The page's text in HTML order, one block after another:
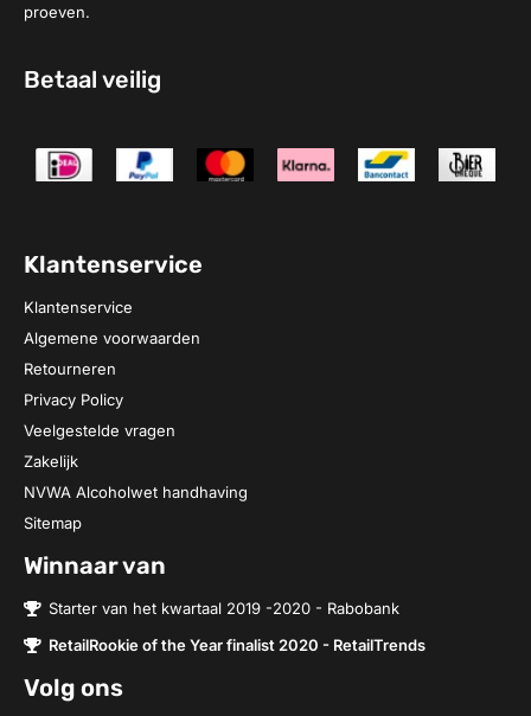
proeven.
Betaal veilig
Klantenservice
Klantenservice
Algemene voorwaarden
Retourneren
Privacy Policy
Veelgestelde vragen
Zakelijk
NVWA Alcoholwet handhaving
Sitemap
Winnaar van
Starter van het kwartaal 2019 -2020 - Rabobank
RetailRookie of the Year finalist 2020 - RetailTrends
Volg ons